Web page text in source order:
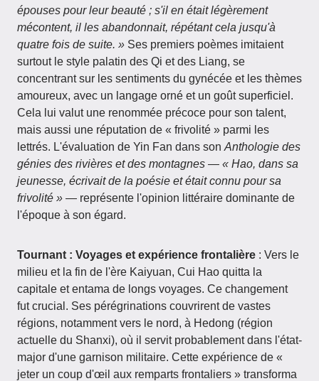
épouses pour leur beauté ; s'il en était légèrement
mécontent, il les abandonnait, répétant cela jusqu'à
quatre fois de suite. » Ses premiers poèmes imitaient
surtout le style palatin des Qi et des Liang, se
concentrant sur les sentiments du gynécée et les thèmes
amoureux, avec un langage orné et un goût superficiel.
Cela lui valut une renommée précoce pour son talent,
mais aussi une réputation de « frivolité » parmi les
lettrés. L'évaluation de Yin Fan dans son Anthologie des
génies des rivières et des montagnes — « Hao, dans sa
jeunesse, écrivait de la poésie et était connu pour sa
frivolité » — représente l'opinion littéraire dominante de
l'époque à son égard.
Tournant : Voyages et expérience frontalière : Vers le
milieu et la fin de l'ère Kaiyuan, Cui Hao quitta la
capitale et entama de longs voyages. Ce changement
fut crucial. Ses pérégrinations couvrirent de vastes
régions, notamment vers le nord, à Hedong (région
actuelle du Shanxi), où il servit probablement dans l'état-
major d'une garnison militaire. Cette expérience de «
jeter un coup d'œil aux remparts frontaliers » transforma